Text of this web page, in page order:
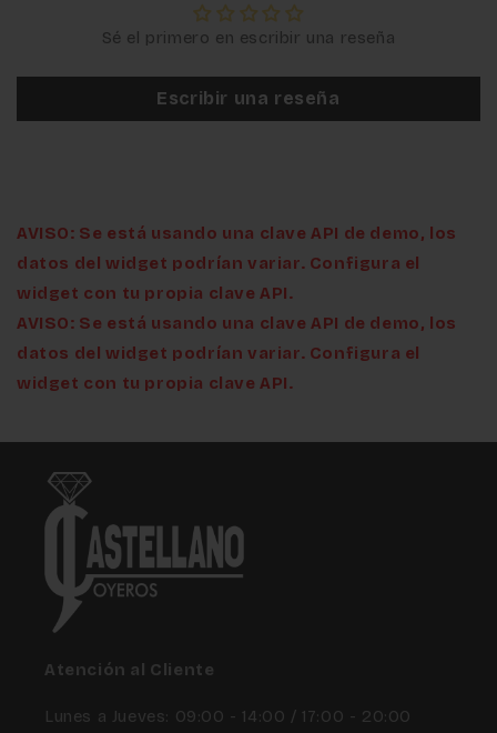
Sé el primero en escribir una reseña
Escribir una reseña
AVISO: Se está usando una clave API de demo, los
datos del widget podrían variar. Configura el
widget con tu propia clave API.
AVISO: Se está usando una clave API de demo, los
datos del widget podrían variar. Configura el
widget con tu propia clave API.
Atención al Cliente
Lunes a Jueves: 09:00 - 14:00 / 17:00 - 20:00